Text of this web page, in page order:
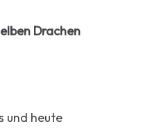
Drachen
und heute